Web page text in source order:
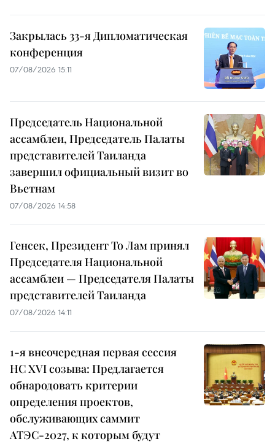
Закрылась 33-я Дипломатическая
конференция
07/08/2026 15:11
Председатель Национальной
ассамблеи, Председатель Палаты
представителей Таиланда
завершил официальный визит во
Вьетнам
07/08/2026 14:58
Генсек, Президент То Лам принял
Председателя Национальной
ассамблеи — Председателя Палаты
представителей Таиланда
07/08/2026 14:11
1-я внеочередная первая сессия
НС XVI созыва: Предлагается
обнародовать критерии
определения проектов,
обслуживающих саммит
АТЭС-2027, к которым будут